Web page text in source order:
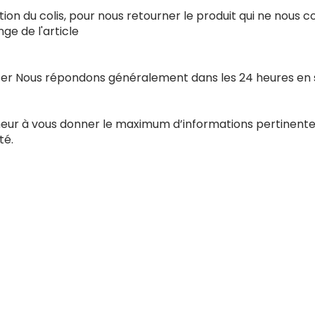
du colis, pour nous retourner le produit qui ne
de l'article
Nous répondons généralement dans les 24 heures en
à vous donner le maximum d’informations